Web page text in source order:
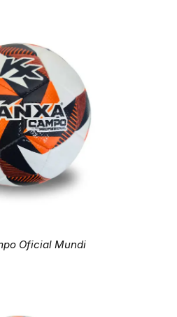
Oficial Mundi